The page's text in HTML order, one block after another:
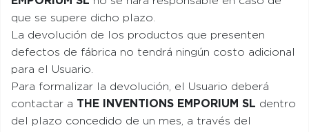
que se supere dicho plazo.
La devolución de los productos que presenten
defectos de fábrica no tendrá ningún costo adicional
para el Usuario.
Para formalizar la devolución, el Usuario deberá
contactar a THE INVENTIONS EMPORIUM SL dentro
del plazo concedido de un mes, a través del